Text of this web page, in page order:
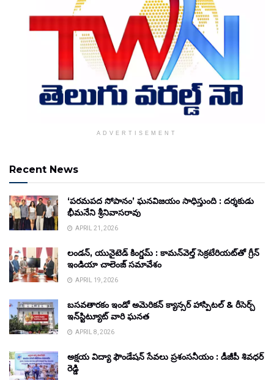
ADVERTISEMENT
Recent News
‘పరమపద సోపానం’ ఘనవిజయం సాధిస్తుంది : దర్శకుడు
భీమనేని శ్రీనివాసరావు
APRIL 21, 2026
లండన్, యునైటెడ్ కింగ్డమ్ : కామన్‌వెల్త్ సెక్రటేరియట్‌తో గ్రీన్
ఇండియా చాలెంజ్ సమావేశం
APRIL 19, 2026
బసవతారకం ఇండో అమెరికన్ క్యాన్సర్ హాస్పిటల్ & రీసెర్చ్
ఇన్‌స్టిట్యూట్ వారి ఘనత
APRIL 8, 2026
అక్షయ విద్యా ఫౌండేషన్ సేవలు ప్రశంసనీయం : డీజీపీ శివధర్
రెడ్డి